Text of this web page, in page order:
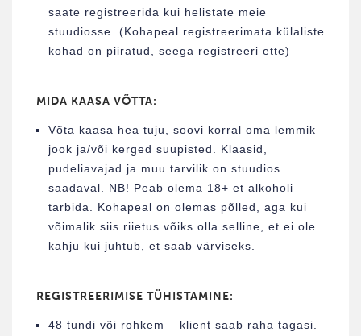
saate registreerida kui helistate meie
stuudiosse. (Kohapeal registreerimata külaliste
kohad on piiratud, seega registreeri ette)
MIDA KAASA VÕTTA:
Võta kaasa hea tuju, soovi korral oma lemmik
jook ja/või kerged suupisted. Klaasid,
pudeliavajad ja muu tarvilik on stuudios
saadaval. NB! Peab olema 18+ et alkoholi
tarbida. Kohapeal on olemas põlled, aga kui
võimalik siis riietus võiks olla selline, et ei ole
kahju kui juhtub, et saab värviseks.
REGISTREERIMISE TÜHISTAMINE:
48 tundi või rohkem – klient saab raha tagasi.